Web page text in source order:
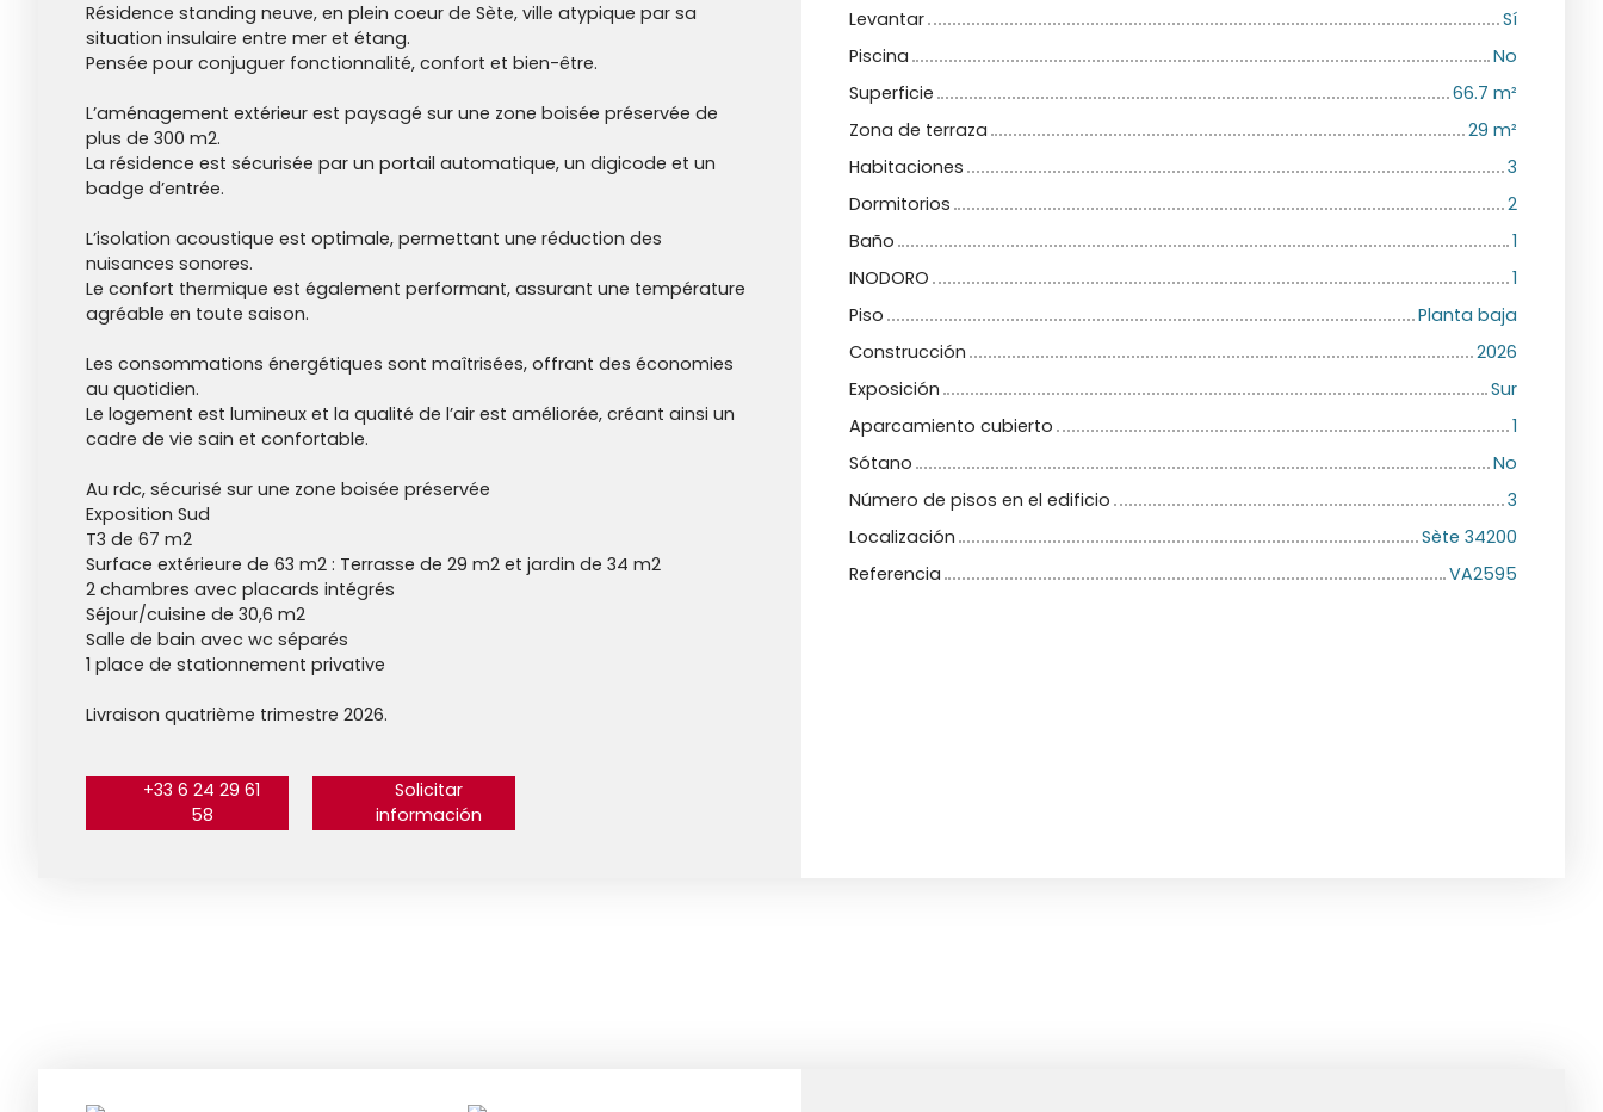
Résidence standing neuve, en plein coeur de Sète, ville atypique par sa
situation insulaire entre mer et étang.
Pensée pour conjuguer fonctionnalité, confort et bien-être.
L’aménagement extérieur est paysagé sur une zone boisée préservée de
plus de 300 m2.
La résidence est sécurisée par un portail automatique, un digicode et un
badge d’entrée.
L’isolation acoustique est optimale, permettant une réduction des
nuisances sonores.
Le confort thermique est également performant, assurant une température
agréable en toute saison.
Les consommations énergétiques sont maîtrisées, offrant des économies
au quotidien.
Le logement est lumineux et la qualité de l’air est améliorée, créant ainsi un
cadre de vie sain et confortable.
Au rdc, sécurisé sur une zone boisée préservée
Exposition Sud
T3 de 67 m2
Surface extérieure de 63 m2 : Terrasse de 29 m2 et jardin de 34 m2
2 chambres avec placards intégrés
Séjour/cuisine de 30,6 m2
Salle de bain avec wc séparés
1 place de stationnement privative
Livraison quatrième trimestre 2026.
+33 6 24 29 61
58
Solicitar
información
Levantar
Sí
Piscina
No
Superficie
66.7 m²
Zona de terraza
29 m²
Habitaciones
3
Dormitorios
2
Baño
1
INODORO
1
Piso
Planta baja
Construcción
2026
Exposición
Sur
Aparcamiento cubierto
1
Sótano
No
Número de pisos en el edificio
3
Localización
Sète 34200
Referencia
VA2595